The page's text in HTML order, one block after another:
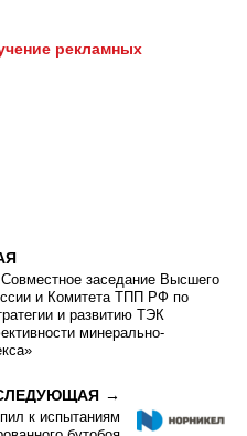
рекламных
заседание Высшего
и Комитета ТПП РФ по
и развитию ТЭК
минерально-
к испытаниям